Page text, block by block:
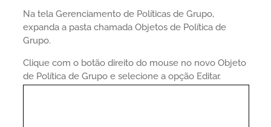
Na tela Gerenciamento de Políticas de Grupo,
expanda a pasta chamada Objetos de Política de
Grupo.
Clique com o botão direito do mouse no novo Objeto
de Política de Grupo e selecione a opção Editar.